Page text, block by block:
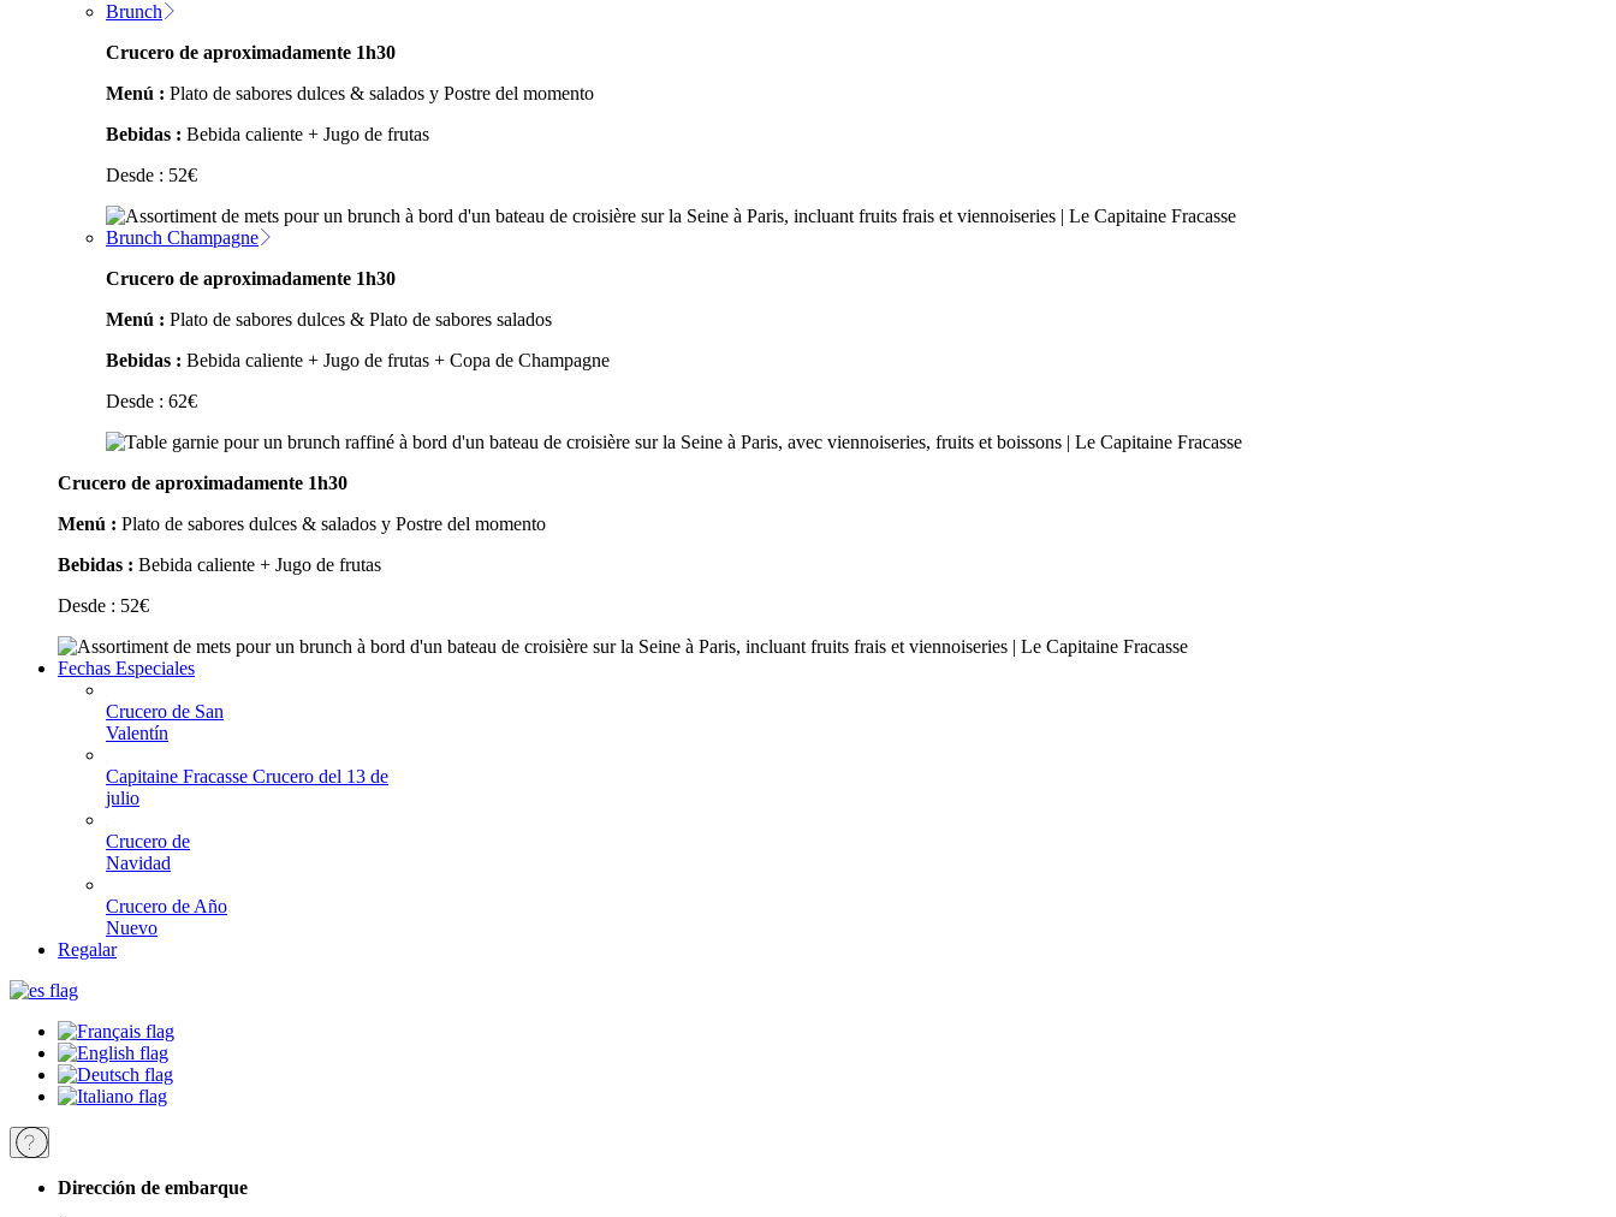
Brunch
Crucero de aproximadamente 1h30
Menú : Plato de sabores dulces & salados y Postre del momento
Bebidas : Bebida caliente + Jugo de frutas
Desde : 52€
Brunch Champagne
Crucero de aproximadamente 1h30
Menú : Plato de sabores dulces & Plato de sabores salados
Bebidas : Bebida caliente + Jugo de frutas + Copa de Champagne
Desde : 62€
Crucero de aproximadamente 1h30
Menú : Plato de sabores dulces & salados y Postre del momento
Bebidas : Bebida caliente + Jugo de frutas
Desde : 52€
Fechas Especiales
Crucero de San
Valentín
Capitaine Fracasse Crucero del 13 de
julio
Crucero de
Navidad
Crucero de Año
Nuevo
Regalar
Dirección de embarque